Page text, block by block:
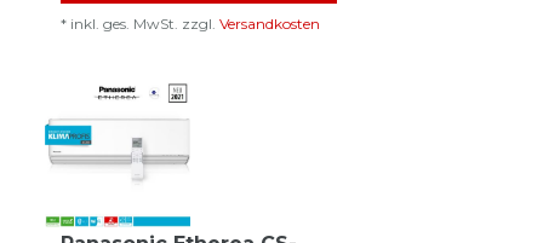
* inkl. ges. MwSt. zzgl. Versandkosten